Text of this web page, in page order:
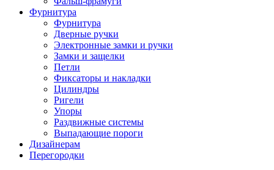
Фурнитура
Фурнитура
Дверные ручки
Электронные замки и ручки
Замки и защелки
Петли
Фиксаторы и накладки
Цилиндры
Ригели
Упоры
Раздвижные системы
Выпадающие пороги
Дизайнерам
Перегородки